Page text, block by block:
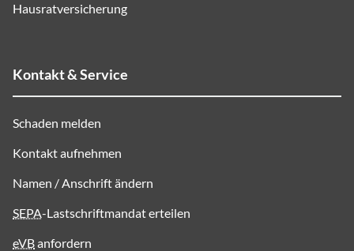
Hausratversicherung
Kontakt & Service
Schaden melden
Kontakt aufnehmen
Namen / Anschrift ändern
SEPA-Lastschriftmandat erteilen
eVBanfordern